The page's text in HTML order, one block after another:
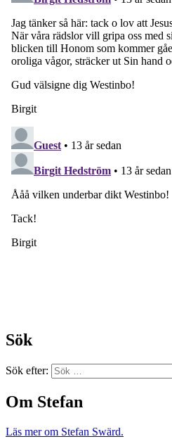
Sök
Sök efter:
Om Stefan
Läs mer om Stefan Swärd.